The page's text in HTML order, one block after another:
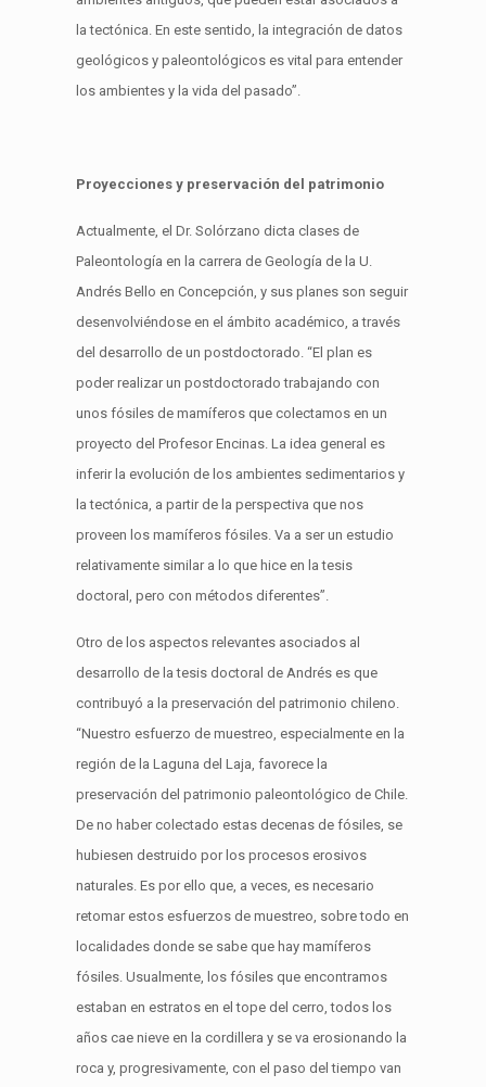
la tectónica. En este sentido, la integración de datos
geológicos y paleontológicos es vital para entender
los ambientes y la vida del pasado”.
Proyecciones y preservación del patrimonio
Actualmente, el Dr. Solórzano dicta clases de
Paleontología en la carrera de Geología de la U.
Andrés Bello en Concepción, y sus planes son seguir
desenvolviéndose en el ámbito académico, a través
del desarrollo de un postdoctorado. “El plan es
poder realizar un postdoctorado trabajando con
unos fósiles de mamíferos que colectamos en un
proyecto del Profesor Encinas. La idea general es
inferir la evolución de los ambientes sedimentarios y
la tectónica, a partir de la perspectiva que nos
proveen los mamíferos fósiles. Va a ser un estudio
relativamente similar a lo que hice en la tesis
doctoral, pero con métodos diferentes”.
Otro de los aspectos relevantes asociados al
desarrollo de la tesis doctoral de Andrés es que
contribuyó a la preservación del patrimonio chileno.
“Nuestro esfuerzo de muestreo, especialmente en la
región de la Laguna del Laja, favorece la
preservación del patrimonio paleontológico de Chile.
De no haber colectado estas decenas de fósiles, se
hubiesen destruido por los procesos erosivos
naturales. Es por ello que, a veces, es necesario
retomar estos esfuerzos de muestreo, sobre todo en
localidades donde se sabe que hay mamíferos
fósiles. Usualmente, los fósiles que encontramos
estaban en estratos en el tope del cerro, todos los
años cae nieve en la cordillera y se va erosionando la
roca y, progresivamente, con el paso del tiempo van